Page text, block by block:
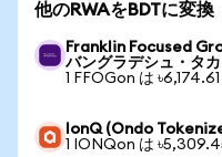
他のRWAをBDTに変換
Franklin Focused
バングラデシュ・タカ
1 FFOGon は
IonQ (Ondo
1 IONQon は